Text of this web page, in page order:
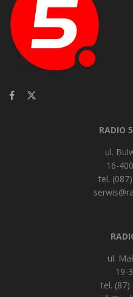
RADIO
ul.
16-
tel.
ul.
19-
tel. (87)